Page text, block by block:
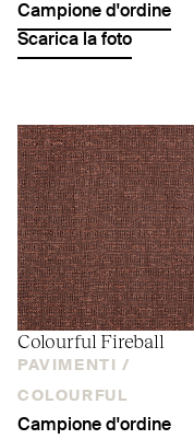
Campione d'ordine
Scarica la foto
Colourful Fireball
PAVIMENTI /
COLOURFUL
Campione d'ordine